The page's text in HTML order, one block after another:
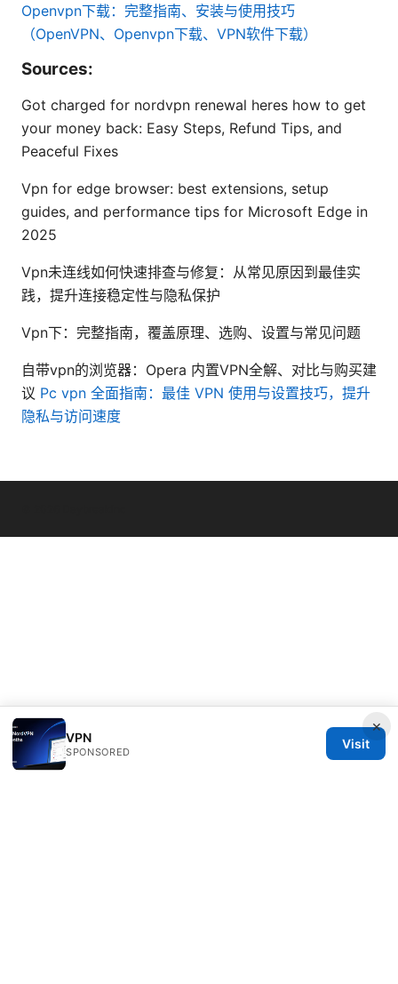
Openvpn下载：完整指南、安装与使用技巧
（OpenVPN、Openvpn下载、VPN软件下载）
Sources:
Got charged for nordvpn renewal heres how to get
your money back: Easy Steps, Refund Tips, and
Peaceful Fixes
Vpn for edge browser: best extensions, setup
guides, and performance tips for Microsoft Edge in
2025
Vpn未连线如何快速排查与修复：从常见原因到最佳实
践，提升连接稳定性与隐私保护
Vpn下：完整指南，覆盖原理、选购、设置与常见问题
自带vpn的浏览器：Opera 内置VPN全解、对比与购买建
议 Pc vpn 全面指南：最佳 VPN 使用与设置技巧，提升
隐私与访问速度
×
VPN
SPONSORED
Visit